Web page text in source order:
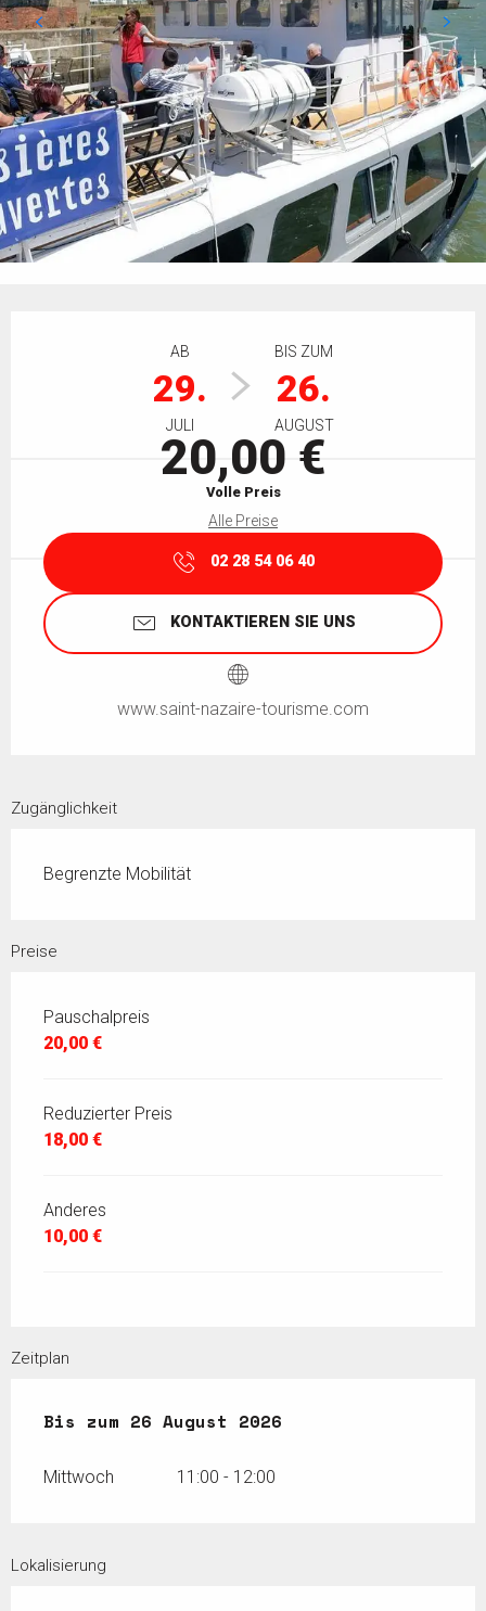
AB
29.
JULI
BIS ZUM
26.
AUGUST
20,00 €
Volle Preis
Alle Preise
02 28 54 06 40
KONTAKTIEREN SIE UNS
www.saint-nazaire-tourisme.com
Zugänglichkeit
Begrenzte Mobilität
Preise
Pauschalpreis
20,00 €
Reduzierter Preis
18,00 €
Anderes
10,00 €
Zeitplan
vom 29 Juli 2026 bis zum
Bis zum 26 August 2026
Mittwoch 11:00 - 12:00
Lokalisierung